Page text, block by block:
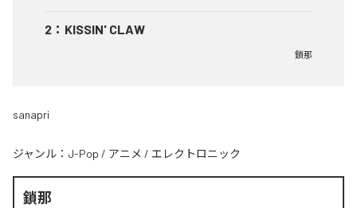
2 ： KISSIN' CLAW
鎖那
sanapri
ジャンル： J-Pop / アニメ / エレクトロニック
鎖那